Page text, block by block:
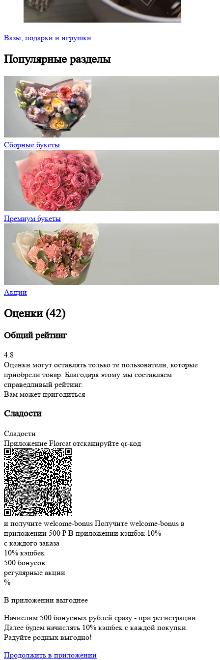
Вазы, подарки и игрушки
Популярные разделы
Сборные букеты
Премиум букеты
Акции
Оценки (42)
Общий рейтинг
4.8
Оценки могут оставлять только те пользователи, которые
приобрели товар. Благодаря этому мы составляем
справедливый рейтинг.
Вам может пригодиться
Сладости
Сладости
Приложение Florcat отсканируйте qr-код
и получите welcome-bonus Получите welcome-bonus в
приложении 500 ₽ В приложении кэшбэк 10%
с каждого заказа
10% кэшбек
500 бонусов
регулярные акции
%
В приложении выгоднее
Начислим 500 бонусных рублей сразу - при регистрации.
Далее будем начислять 10% кэшбек с каждой покупки.
Радуйте родных выгодно!
Продолжить в приложении